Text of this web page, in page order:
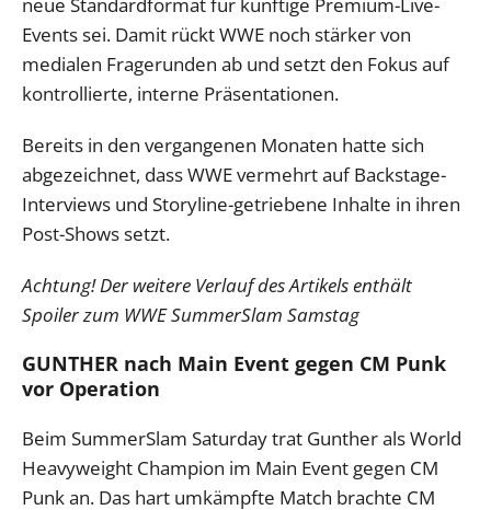
Events sei. Damit rückt WWE noch stärker von
medialen Fragerunden ab und setzt den Fokus auf
kontrollierte, interne Präsentationen.
Bereits in den vergangenen Monaten hatte sich
abgezeichnet, dass WWE vermehrt auf Backstage-
Interviews und Storyline-getriebene Inhalte in ihren
Post-Shows setzt.
Achtung! Der weitere Verlauf des Artikels enthält
Spoiler zum WWE SummerSlam Samstag
GUNTHER nach Main Event gegen CM Punk
vor Operation
Beim SummerSlam Saturday trat Gunther als World
Heavyweight Champion im Main Event gegen CM
Punk an. Das hart umkämpfte Match brachte CM